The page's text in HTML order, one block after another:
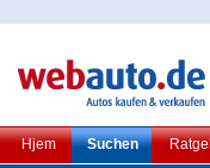
Hjem Suchen